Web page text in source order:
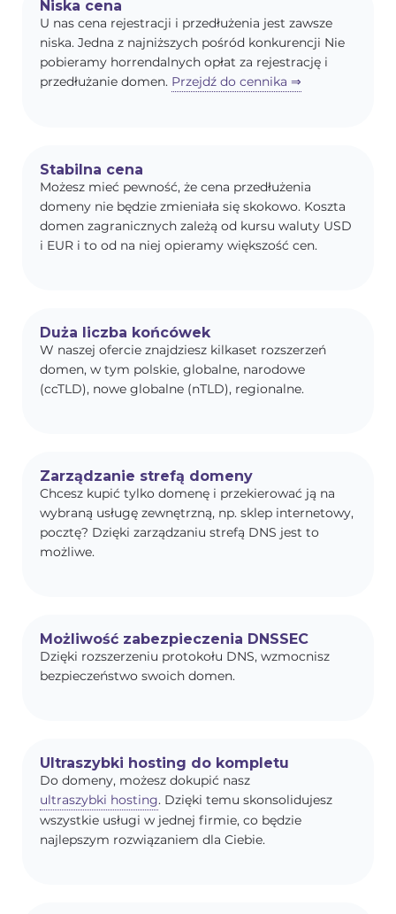
Niska cena
U nas cena rejestracji i przedłużenia jest zawsze
niska. Jedna z najniższych pośród konkurencji Nie
pobieramy horrendalnych opłat za rejestrację i
przedłużanie domen. Przejdź do cennika ⇒
Stabilna cena
Możesz mieć pewność, że cena przedłużenia
domeny nie będzie zmieniała się skokowo. Koszta
domen zagranicznych zależą od kursu waluty USD
i EUR i to od na niej opieramy większość cen.
Duża liczba końcówek
W naszej ofercie znajdziesz kilkaset rozszerzeń
domen, w tym polskie, globalne, narodowe
(ccTLD), nowe globalne (nTLD), regionalne.
Zarządzanie strefą domeny
Chcesz kupić tylko domenę i przekierować ją na
wybraną usługę zewnętrzną, np. sklep internetowy,
pocztę? Dzięki zarządzaniu strefą DNS jest to
możliwe.
Możliwość zabezpieczenia DNSSEC
Dzięki rozszerzeniu protokołu DNS, wzmocnisz
bezpieczeństwo swoich domen.
Ultraszybki hosting do kompletu
Do domeny, możesz dokupić nasz
ultraszybki hosting. Dzięki temu skonsolidujesz
wszystkie usługi w jednej firmie, co będzie
najlepszym rozwiązaniem dla Ciebie.